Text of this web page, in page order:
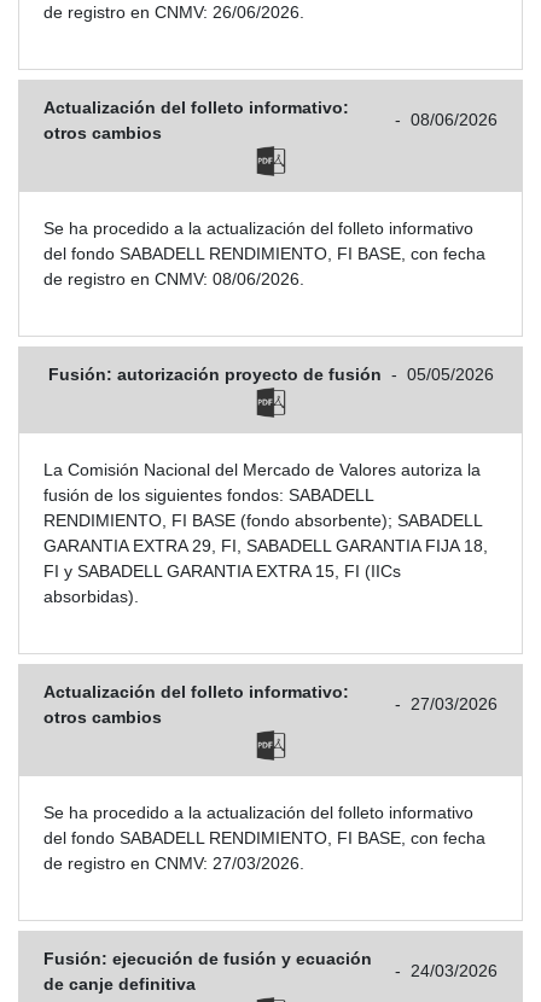
de registro en CNMV: 26/06/2026.
Actualización del folleto informativo:
otros cambios
- 08/06/2026
Se ha procedido a la actualización del folleto informativo
del fondo SABADELL RENDIMIENTO, FI BASE, con fecha
de registro en CNMV: 08/06/2026.
Fusión: autorización proyecto de fusión - 05/05/2026
La Comisión Nacional del Mercado de Valores autoriza la
fusión de los siguientes fondos: SABADELL
RENDIMIENTO, FI BASE (fondo absorbente); SABADELL
GARANTIA EXTRA 29, FI, SABADELL GARANTIA FIJA 18,
FI y SABADELL GARANTIA EXTRA 15, FI (IICs
absorbidas).
Actualización del folleto informativo:
otros cambios
- 27/03/2026
Se ha procedido a la actualización del folleto informativo
del fondo SABADELL RENDIMIENTO, FI BASE, con fecha
de registro en CNMV: 27/03/2026.
Fusión: ejecución de fusión y ecuación
de canje definitiva
- 24/03/2026